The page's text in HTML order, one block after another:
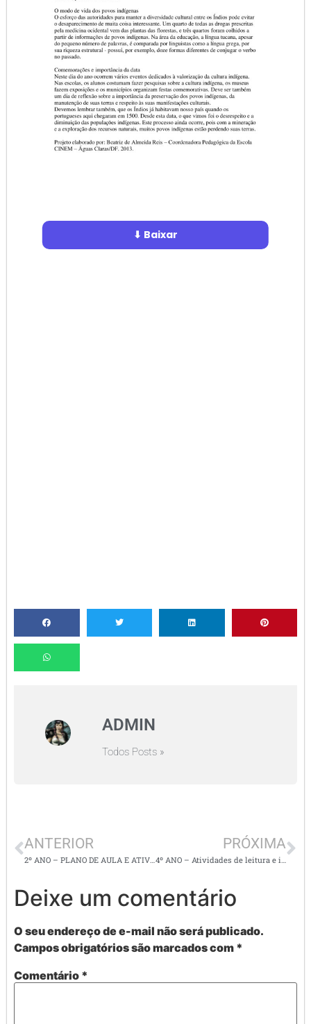
⬇ Baixar
ADMIN
Todos Posts »
ANTERIOR PRÓXIMA
Deixe um comentário
O seu endereço de e-mail não será publicado.
Campos obrigatórios são marcados com *
Comentário *